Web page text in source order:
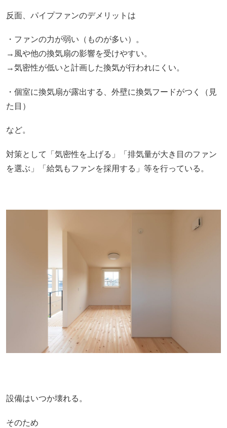
反面、パイプファンのデメリットは
・ファンの力が弱い（ものが多い）。
→風や他の換気扇の影響を受けやすい。
→気密性が低いと計画した換気が行われにくい。
・個室に換気扇が露出する、外壁に換気フードがつく（見
た目）
など。
対策として「気密性を上げる」「排気量が大き目のファン
を選ぶ」「給気もファンを採用する」等を行っている。
設備はいつか壊れる。
そのため